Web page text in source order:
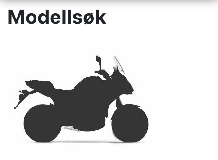
Modellsøk